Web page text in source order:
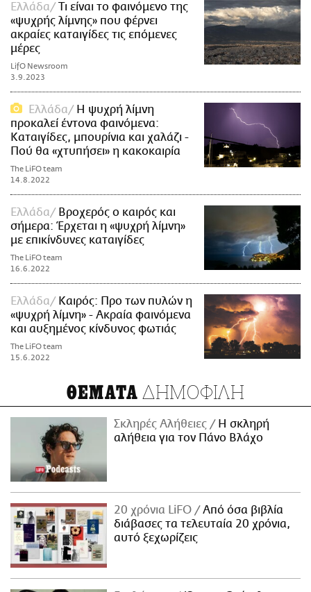
Ελλάδα
Τι είναι το φαινόμενο της
«ψυχρής λίμνης» που φέρνει
ακραίες καταιγίδες τις επόμενες
μέρες
LifO Newsroom
3.9.2023
Ελλάδα
Η ψυχρή λίμνη
προκαλεί έντονα φαινόμενα:
Καταιγίδες, μπουρίνια και χαλάζι -
Πού θα «χτυπήσει» η κακοκαιρία
The LiFO team
14.8.2022
Ελλάδα
Βροχερός ο καιρός και
σήμερα: Έρχεται η «ψυχρή λίμνη»
με επικίνδυνες καταιγίδες
The LiFO team
16.6.2022
Ελλάδα
Καιρός: Προ των πυλών η
«ψυχρή λίμνη» - Aκραία φαινόμενα
και αυξημένος κίνδυνος φωτιάς
The LiFO team
15.6.2022
ΘΕΜΑΤΑ ΔΗΜΟΦΙΛΗ
Σκληρές Αλήθειες
H σκληρή
αλήθεια για τον Πάνο Βλάχο
20 χρόνια LiFO
Από όσα βιβλία
διάβασες τα τελευταία 20 χρόνια,
αυτό ξεχωρίζεις